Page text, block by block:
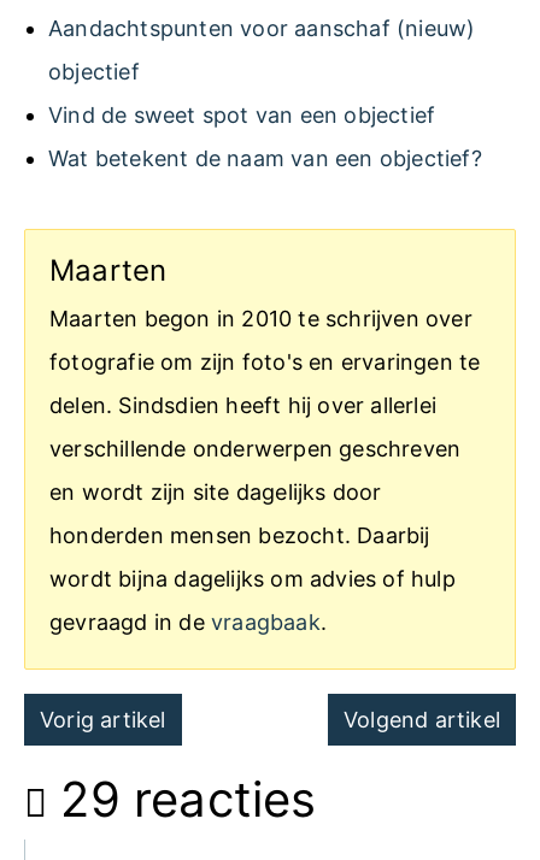
Aandachtspunten voor aanschaf (nieuw)
objectief
Vind de sweet spot van een objectief
Wat betekent de naam van een objectief?
Maarten
Maarten begon in 2010 te schrijven over
fotografie om zijn foto's en ervaringen te
delen. Sindsdien heeft hij over allerlei
verschillende onderwerpen geschreven
en wordt zijn site dagelijks door
honderden mensen bezocht. Daarbij
wordt bijna dagelijks om advies of hulp
gevraagd in de vraagbaak.
Post
navigation
Vorig artikel Volgend artikel
29 reacties